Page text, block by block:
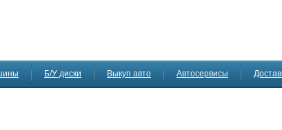
Б/У диски Выкуп авто Автосервисы